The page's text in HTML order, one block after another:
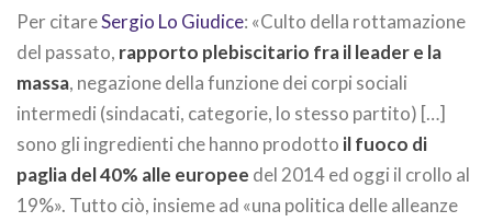
Per citareSergio Lo Giudice: «Culto della rottamazione
del passato, rapporto plebiscitario fra il leader e la
massa, negazione della funzione dei corpi sociali
intermedi (sindacati, categorie, lo stesso partito) […]
sono gli ingredienti che hanno prodotto il fuoco di
paglia del 40% alle europee del 2014 ed oggi il crollo al
19%». Tutto ciò, insieme ad «una politica delle alleanze